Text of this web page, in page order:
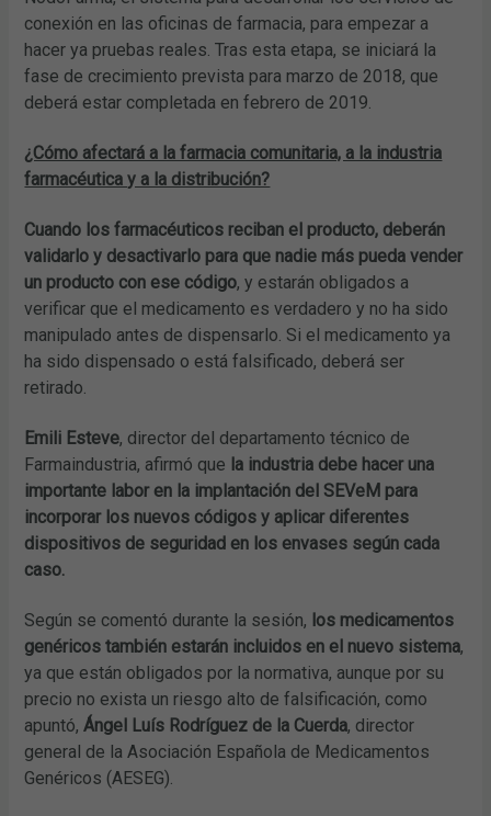
conexión en las oficinas de farmacia, para empezar a
hacer ya pruebas reales. Tras esta etapa, se iniciará la
fase de crecimiento prevista para marzo de 2018, que
deberá estar completada en febrero de 2019.
¿Cómo afectará a la farmacia comunitaria, a la industria
farmacéutica y a la distribución?
Cuando los farmacéuticos reciban el producto, deberán
validarlo y desactivarlo para que nadie más pueda vender
un producto con ese código, y estarán obligados a
verificar que el medicamento es verdadero y no ha sido
manipulado antes de dispensarlo. Si el medicamento ya
ha sido dispensado o está falsificado, deberá ser
retirado.
Emili Esteve, director del departamento técnico de
Farmaindustria, afirmó que la industria debe hacer una
importante labor en la implantación del SEVeM para
incorporar los nuevos códigos y aplicar diferentes
dispositivos de seguridad en los envases según cada
caso.
Según se comentó durante la sesión, los medicamentos
genéricos también estarán incluidos en el nuevo sistema,
ya que están obligados por la normativa, aunque por su
precio no exista un riesgo alto de falsificación, como
apuntó,Ángel Luís Rodríguez de la Cuerda, director
general de la Asociación Española de Medicamentos
Genéricos (AESEG).